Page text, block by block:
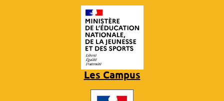
Les Campus